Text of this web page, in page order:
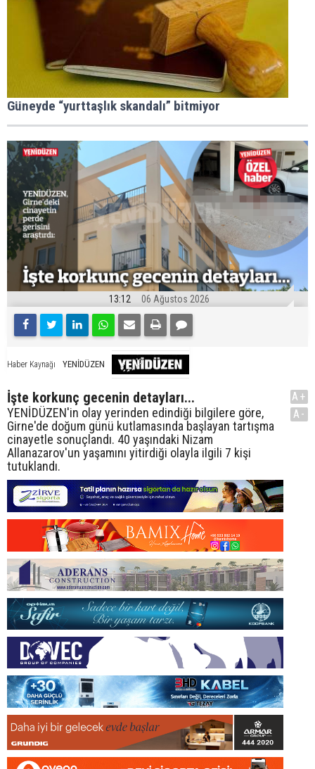
Güneyde “yurttaşlık skandalı” bitmiyor
13:12 06 Ağustos 2026
Haber Kaynağı YENİDÜZEN
İşte korkunç gecenin detayları...
YENİDÜZEN'in olay yerinden edindiği bilgilere göre,
Girne'de doğum günü kutlamasında başlayan tartışma
cinayetle sonuçlandı. 40 yaşındaki Nizam
Allanazarov'un yaşamını yitirdiği olayla ilgili 7 kişi
tutuklandı.
A+
A-